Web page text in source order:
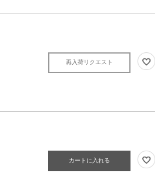
再入荷リクエスト
カートに入れる